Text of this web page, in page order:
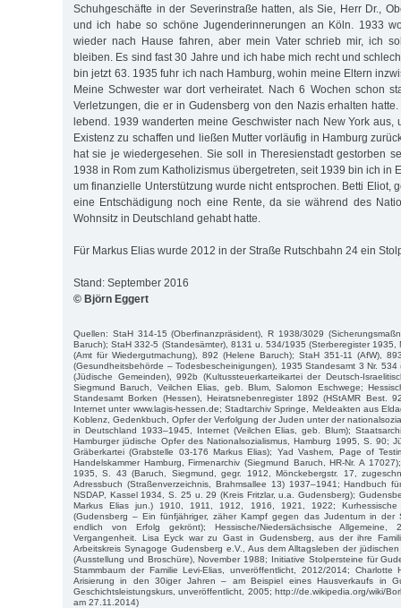
Schuhgeschäfte in der Severinstraße hatten, als Sie, Herr Dr.,
und ich habe so schöne Jugenderinnerungen an Köln. 1933
wieder nach Hause fahren, aber mein Vater schrieb mir, ich
bleiben. Es sind fast 30 Jahre und ich habe mich recht und
bin jetzt 63. 1935 fuhr ich nach Hamburg, wohin meine Eltern
Meine Schwester war dort verheiratet. Nach 6 Wochen schon
Verletzungen, die er in Gudensberg von den Nazis erhalten
lebend. 1939 wanderten meine Geschwister nach New York aus,
Existenz zu schaffen und ließen Mutter vorläufig in Hamburg
hat sie je wiedergesehen. Sie soll in Theresienstadt gestorben
1938 in Rom zum Katholizismus übergetreten, seit 1939 bin ich in
um finanzielle Unterstützung wurde nicht entsprochen. Betti Eliot,
eine Entschädigung noch eine Rente, da sie während des
Wohnsitz in Deutschland gehabt hatte.
Für Markus Elias wurde 2012 in der Straße Rutschbahn 24 ein
Stand: September 2016
© Björn Eggert
Quellen: StaH 314-15 (Oberfinanzpräsident), R 1938/3029
Baruch); StaH 332-5 (Standesämter), 8131 u. 534/1935 (Sterberegister 1935,
(Amt für Wiedergutmachung), 892 (Helene Baruch); StaH 351-11 (AfW),
(Gesundheitsbehörde – Todesbescheinigungen), 1935 Standesamt 3 Nr. 534
(Jüdische Gemeinden), 992b (Kultussteuerkarteikartei der Deutsch-
Siegmund Baruch, Veilchen Elias, geb. Blum, Salomon Eschwege;
Standesamt Borken (Hessen), Heiratsnebenregister 1892 (HStAMR Best.
Internet unter www.lagis-hessen.de; Stadtarchiv Springe, Meldeakten aus
Koblenz, Gedenkbuch, Opfer der Verfolgung der Juden unter der
in Deutschland 1933–1945, Internet (Veilchen Elias, geb. Blum);
Hamburger jüdische Opfer des Nationalsozialismus, Hamburg 1995, S. 90;
Gräberkartei (Grabstelle 03-176 Markus Elias); Yad Vashem, Page of
Handelskammer Hamburg, Firmenarchiv (Siegmund Baruch, HR-Nr. A
1935, S. 43 (Baruch, Siegmund, gegr. 1912, Mönckebergstr. 17,
Adressbuch (Straßenverzeichnis, Brahmsallee 13) 1937–1941; Handbuch
NSDAP, Kassel 1934, S. 25 u. 29 (Kreis Fritzlar, u.a. Gudensberg);
Markus Elias jun.) 1910, 1911, 1912, 1916, 1921, 1922; Kurhessische
(Gudensberg – Ein fünfjähriger, zäher Kampf gegen das Judentum in der
endlich von Erfolg gekrönt); Hessische/Niedersächsische
Vergangenheit. Lisa Eyck war zu Gast in Gudensberg, aus der ihre
Arbeitskreis Synagoge Gudensberg e.V., Aus dem Alltagsleben der
(Ausstellung und Broschüre), November 1988; Initiative Stolpersteine für
Stammbaum der Familie Levi-Elias, unveröffentlicht, 2012/2014; Charlotte
Arisierung in den 30iger Jahren – am Beispiel eines Hausverkaufs in
Geschichtsleistungskurs, unveröffentlicht, 2005; http://de.wikipedia.org/wiki/
am 27.11.2014)